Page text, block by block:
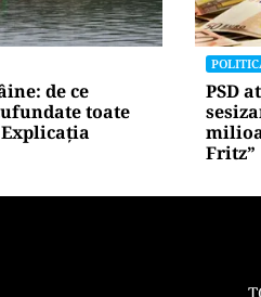
de ce
toate
PSD
Fritz”